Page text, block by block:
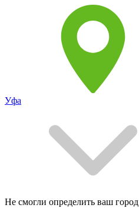
Уфа
Не смогли определить ваш